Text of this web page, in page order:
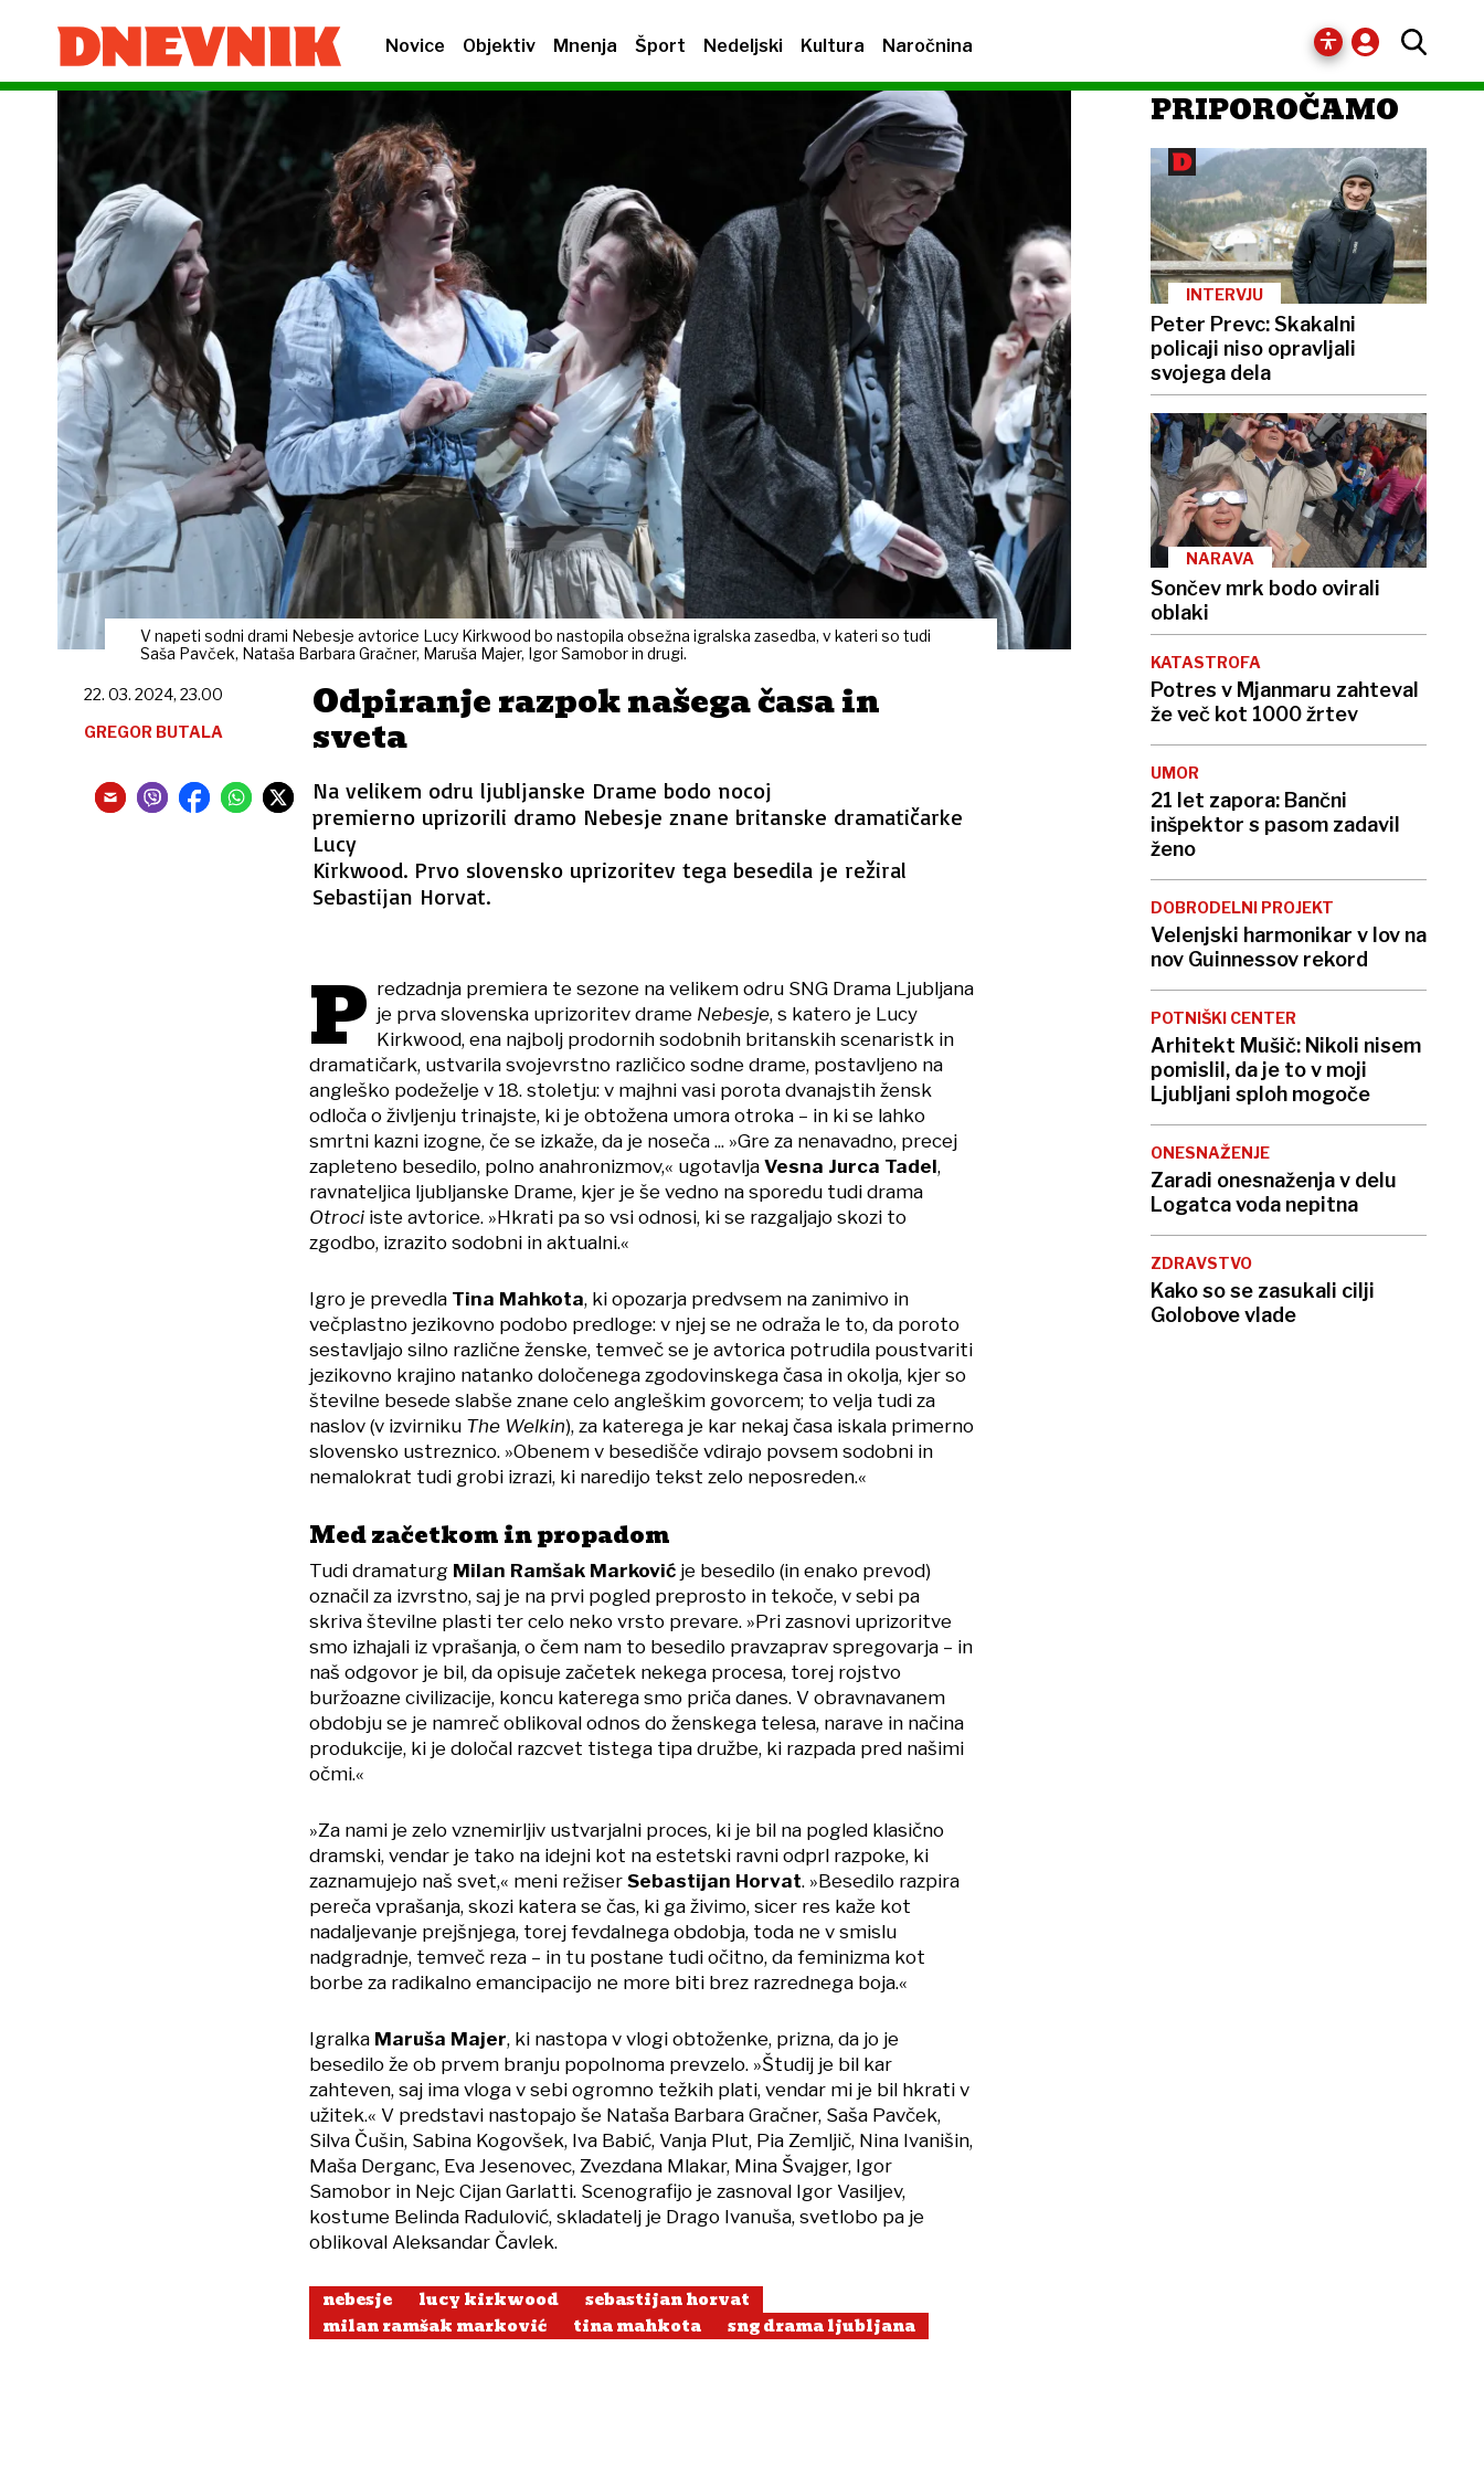
Novice Objektiv Mnenja Šport Nedeljski Kultura Naročnina
V napeti sodni drami Nebesje avtorice Lucy Kirkwood bo nastopila obsežna igralska zasedba, v kateri so tudi
Saša Pavček, Nataša Barbara Gračner, Maruša Majer, Igor Samobor in drugi.
Odpiranje razpok našega časa in
sveta
Na velikem odru ljubljanske Drame bodo nocoj
premierno uprizorili dramo Nebesje znane britanske dramatičarke
Lucy
Kirkwood. Prvo slovensko uprizoritev tega besedila je režiral
Sebastijan Horvat.
22. 03. 2024, 23.00
GREGOR BUTALA
P redzadnja premiera te sezone na velikem odru SNG Drama Ljubljana
je prva slovenska uprizoritev drame Nebesje, s katero je Lucy
Kirkwood, ena najbolj prodornih sodobnih britanskih scenaristk in
dramatičark, ustvarila svojevrstno različico sodne drame, postavljeno na
angleško podeželje v 18. stoletju: v majhni vasi porota dvanajstih žensk
odloča o življenju trinajste, ki je obtožena umora otroka – in ki se lahko
smrtni kazni izogne, če se izkaže, da je noseča ... »Gre za nenavadno, precej
zapleteno besedilo, polno anahronizmov,« ugotavlja Vesna Jurca Tadel,
ravnateljica ljubljanske Drame, kjer je še vedno na sporedu tudi drama
Otroci iste avtorice. »Hkrati pa so vsi odnosi, ki se razgaljajo skozi to
zgodbo, izrazito sodobni in aktualni.«
Igro je prevedla Tina Mahkota, ki opozarja predvsem na zanimivo in
večplastno jezikovno podobo predloge: v njej se ne odraža le to, da poroto
sestavljajo silno različne ženske, temveč se je avtorica potrudila poustvariti
jezikovno krajino natanko določenega zgodovinskega časa in okolja, kjer so
številne besede slabše znane celo angleškim govorcem; to velja tudi za
naslov (v izvirniku The Welkin), za katerega je kar nekaj časa iskala primerno
slovensko ustreznico. »Obenem v besedišče vdirajo povsem sodobni in
nemalokrat tudi grobi izrazi, ki naredijo tekst zelo neposreden.«
Med začetkom in propadom
Tudi dramaturg Milan Ramšak Marković je besedilo (in enako prevod)
označil za izvrstno, saj je na prvi pogled preprosto in tekoče, v sebi pa
skriva številne plasti ter celo neko vrsto prevare. »Pri zasnovi uprizoritve
smo izhajali iz vprašanja, o čem nam to besedilo pravzaprav spregovarja – in
naš odgovor je bil, da opisuje začetek nekega procesa, torej rojstvo
buržoazne civilizacije, koncu katerega smo priča danes. V obravnavanem
obdobju se je namreč oblikoval odnos do ženskega telesa, narave in načina
produkcije, ki je določal razcvet tistega tipa družbe, ki razpada pred našimi
očmi.«
»Za nami je zelo vznemirljiv ustvarjalni proces, ki je bil na pogled klasično
dramski, vendar je tako na idejni kot na estetski ravni odprl razpoke, ki
zaznamujejo naš svet,« meni režiser Sebastijan Horvat. »Besedilo razpira
pereča vprašanja, skozi katera se čas, ki ga živimo, sicer res kaže kot
nadaljevanje prejšnjega, torej fevdalnega obdobja, toda ne v smislu
nadgradnje, temveč reza – in tu postane tudi očitno, da feminizma kot
borbe za radikalno emancipacijo ne more biti brez razrednega boja.«
Igralka Maruša Majer, ki nastopa v vlogi obtoženke, prizna, da jo je
besedilo že ob prvem branju popolnoma prevzelo. »Študij je bil kar
zahteven, saj ima vloga v sebi ogromno težkih plati, vendar mi je bil hkrati v
užitek.« V predstavi nastopajo še Nataša Barbara Gračner, Saša Pavček,
Silva Čušin, Sabina Kogovšek, Iva Babić, Vanja Plut, Pia Zemljič, Nina Ivanišin,
Maša Derganc, Eva Jesenovec, Zvezdana Mlakar, Mina Švajger, Igor
Samobor in Nejc Cijan Garlatti. Scenografijo je zasnoval Igor Vasiljev,
kostume Belinda Radulović, skladatelj je Drago Ivanuša, svetlobo pa je
oblikoval Aleksandar Čavlek.
nebesje lucy kirkwood
sebastijan horvat
milan ramšak marković
tina mahkota sng drama ljubljana
PRIPOROČAMO
INTERVJU
Peter Prevc: Skakalni
policaji niso opravljali
svojega dela
NARAVA
Sončev mrk bodo ovirali
oblaki
KATASTROFA
Potres v Mjanmaru zahteval
že več kot 1000 žrtev
UMOR
21 let zapora: Bančni
inšpektor s pasom zadavil
ženo
DOBRODELNI PROJEKT
Velenjski harmonikar v lov na
nov Guinnessov rekord
POTNIŠKI CENTER
Arhitekt Mušič: Nikoli nisem
pomislil, da je to v moji
Ljubljani sploh mogoče
ONESNAŽENJE
Zaradi onesnaženja v delu
Logatca voda nepitna
ZDRAVSTVO
Kako so se zasukali cilji
Golobove vlade